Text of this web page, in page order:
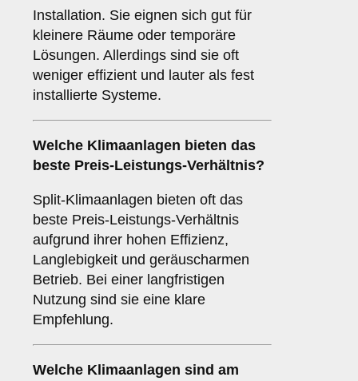
Installation. Sie eignen sich gut für
kleinere Räume oder temporäre
Lösungen. Allerdings sind sie oft
weniger effizient und lauter als fest
installierte Systeme.
Welche Klimaanlagen bieten das
beste Preis-Leistungs-Verhältnis?
Split-Klimaanlagen bieten oft das
beste Preis-Leistungs-Verhältnis
aufgrund ihrer hohen Effizienz,
Langlebigkeit und geräuscharmen
Betrieb. Bei einer langfristigen
Nutzung sind sie eine klare
Empfehlung.
Welche Klimaanlagen sind am